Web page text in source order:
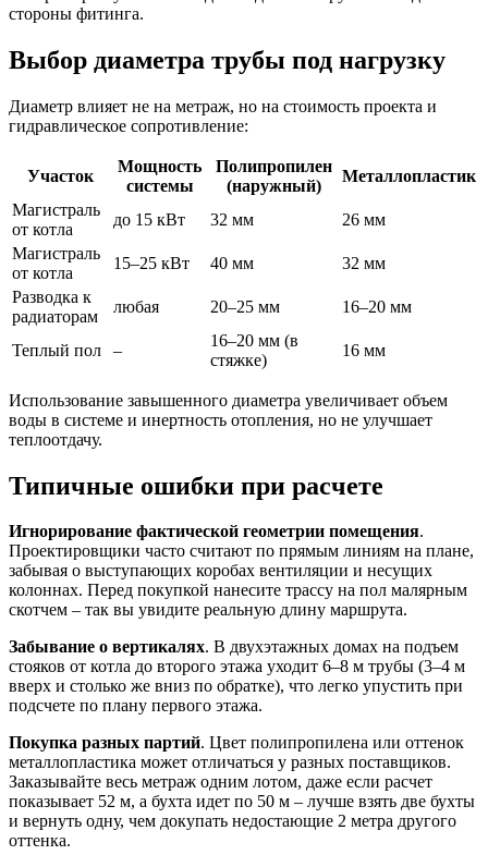
стороны фитинга.
Выбор диаметра трубы под нагрузку
Диаметр влияет не на метраж, но на стоимость проекта и
гидравлическое сопротивление:
Участок
Мощность
системы
Полипропилен
(наружный)
Металлопластик
Магистраль
от котла
до 15 кВт 32 мм
26 мм
Магистраль
от котла
15–25 кВт 40 мм
32 мм
Разводка к
радиаторам
любая 20–25 мм 16–20 мм
Теплый пол –
16–20 мм (в
стяжке)
16 мм
Использование завышенного диаметра увеличивает объем
воды в системе и инертность отопления, но не улучшает
теплоотдачу.
Типичные ошибки при расчете
Игнорирование фактической геометрии помещения.
Проектировщики часто считают по прямым линиям на плане,
забывая о выступающих коробах вентиляции и несущих
колоннах. Перед покупкой нанесите трассу на пол малярным
скотчем – так вы увидите реальную длину маршрута.
Забывание о вертикалях. В двухэтажных домах на подъем
стояков от котла до второго этажа уходит 6–8 м трубы (3–4 м
вверх и столько же вниз по обратке), что легко упустить при
подсчете по плану первого этажа.
Покупка разных партий. Цвет полипропилена или оттенок
металлопластика может отличаться у разных поставщиков.
Заказывайте весь метраж одним лотом, даже если расчет
показывает 52 м, а бухта идет по 50 м – лучше взять две бухты
и вернуть одну, чем докупать недостающие 2 метра другого
оттенка.